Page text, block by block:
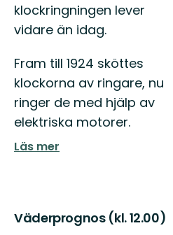
klockringningen lever
vidare än idag.
Fram till 1924 sköttes
klockorna av ringare, nu
ringer de med hjälp av
elektriska motorer.
Läs mer
Väderprognos (kl. 12.00)